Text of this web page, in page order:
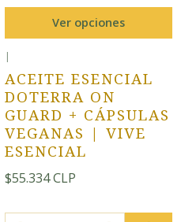
Ver opciones
|
ACEITE ESENCIAL
DOTERRA ON
GUARD + CÁPSULAS
VEGANAS | VIVE
ESENCIAL
$55.334 CLP